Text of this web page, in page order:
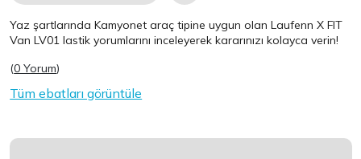
Yaz şartlarında Kamyonet araç tipine uygun olanLaufenn X FIT
Van LV01 lastik yorumlarını inceleyerek kararınızı kolayca verin!
(0 Yorum)
Tüm ebatları görüntüle